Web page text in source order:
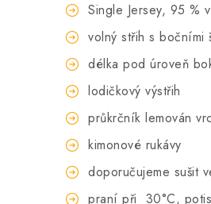
Single Jersey, 95 %
volný střih s bočními
délka pod úroveň
lodičkový výstřih
průkrčník lemován
kimonové rukávy
doporučujeme sušit
praní při 30°C,